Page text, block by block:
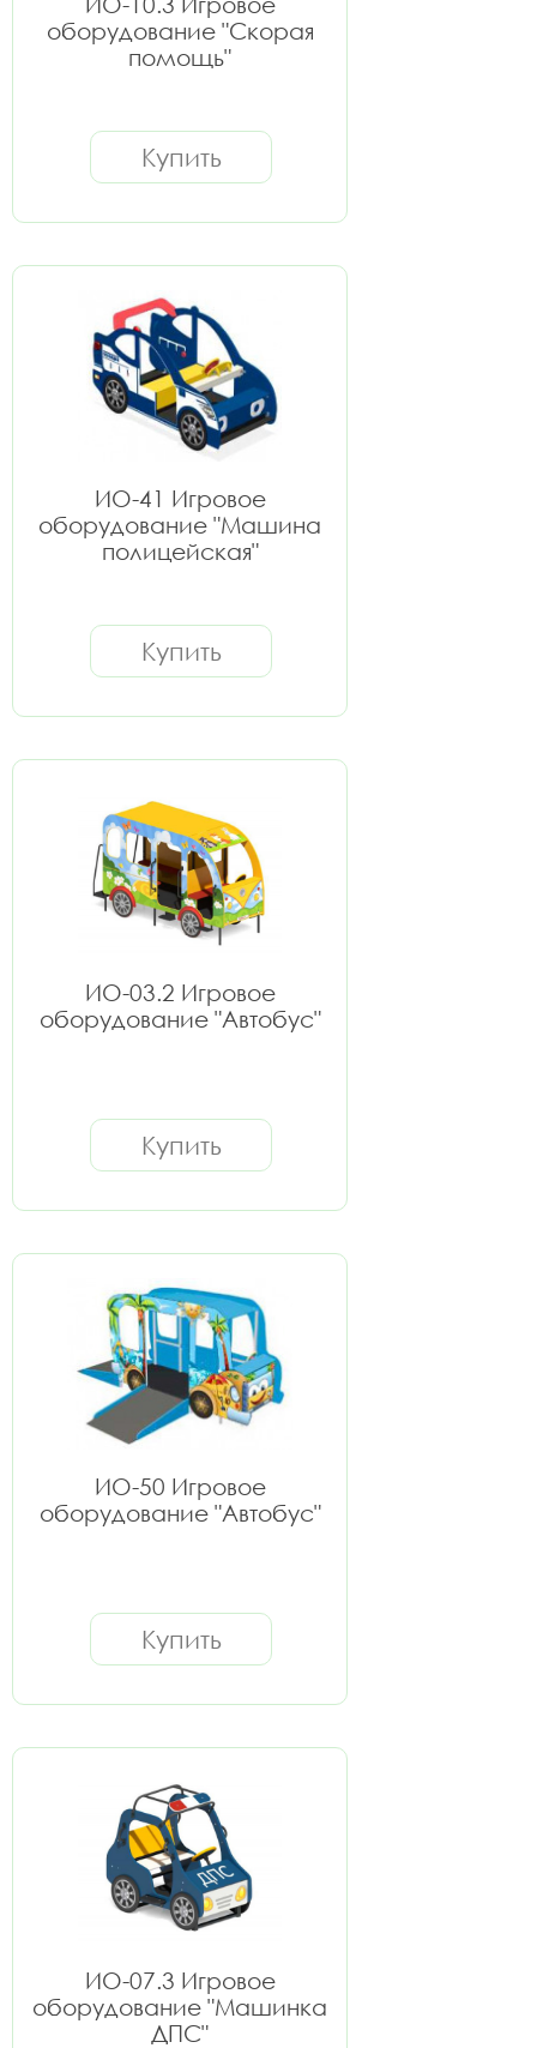
оборудование "Скорая
помощь"
Купить
ИО-41 Игровое
оборудование "Машина
полицейская"
Купить
ИО-03.2 Игровое
оборудование "Автобус"
Купить
ИО-50 Игровое
оборудование "Автобус"
Купить
ИО-07.3 Игровое
оборудование "Машинка
ДПС"